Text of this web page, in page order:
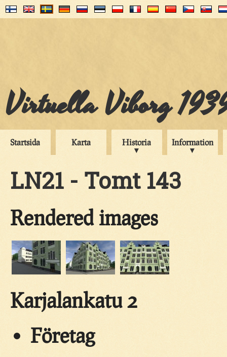
Virtuella Viborg
Startsida Karta Historia Information
LN21 - Tomt 143
Rendered images
Karjalankatu 2
Företag